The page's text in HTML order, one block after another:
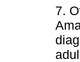
7.